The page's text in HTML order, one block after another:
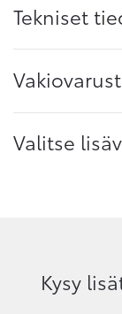
Tekniset
Valitse
Kysy